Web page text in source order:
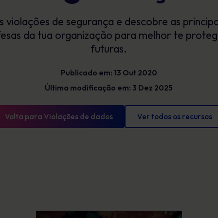
mensuráveis
Definições de cibersegurança que tens de
conhecer
violações de segurança e descobre as
da tua organização para melhor te
futuras.
Publicado em: 13 Out 2020
Última modificação em: 3 Dez 2025
Volta para Violações de dados Ver todos os recursos